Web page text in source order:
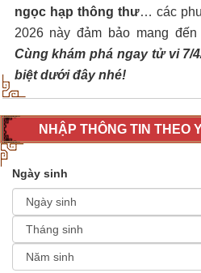
ngọc hạp thông thư… các
2026 này đảm bảo mang
Cùng khám phá ngay tử vi 7/
biệt dưới đây nhé!
NHẬP THÔNG TIN THEO
Ngày sinh